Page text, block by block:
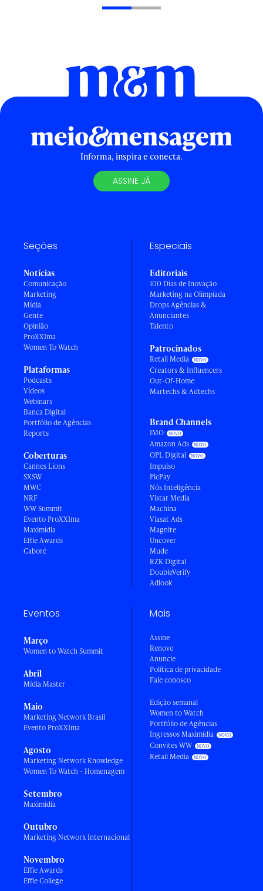
Informa, inspira e conecta.
ASSINE JÁ
Seções
Notícias
Comunicação
Marketing
Mídia
Gente
Opinião
ProXXIma
Women To Watch
Plataformas
Podcasts
Vídeos
Webinars
Banca Digital
Portfólio de Agências
Reports
Coberturas
Cannes Lions
SXSW
MWC
NRF
WW Summit
Evento ProXXIma
Maximídia
Effie Awards
Caboré
Especiais
Editoriais
100 Dias de Inovação
Marketing na Olimpíada
Drops Agências &
Anunciantes
Talento
Patrocinados
Retail Media
Creators & Influencers
Out-Of-Home
Martechs & Adtechs
Brand Channels
IMO
Amazon Ads
OPL Digital
Impulso
PicPay
Nós Inteligência
Vistar Media
Machina
Viasat Ads
Magnite
Uncover
Mude
RZK Digital
DoubleVerify
Adlook
Eventos
Março
Women to Watch Summit
Abril
Mídia Master
Maio
Marketing Network Brasil
Evento ProXXIma
Agosto
Marketing Network Knowledge
Women To Watch - Homenagem
Setembro
Maximídia
Outubro
Marketing Network Internacional
Novembro
Effie Awards
Effie College
Mais
Assine
Renove
Anuncie
Política de privacidade
Fale conosco
Edição semanal
Women to Watch
Portfólio de Agências
Ingressos Maximídia
Convites WW
Retail Media